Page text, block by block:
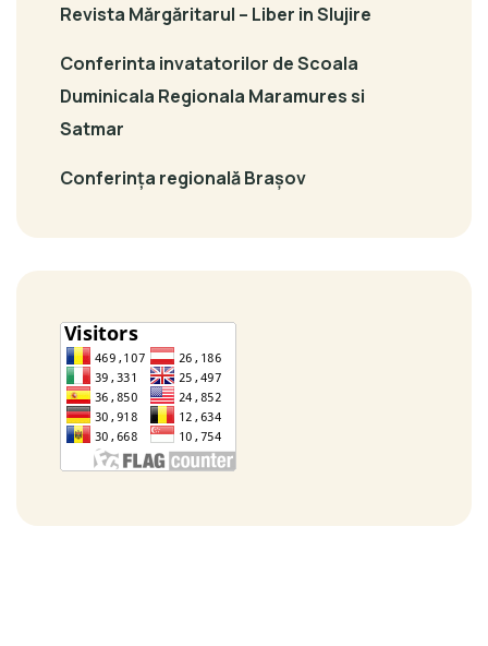
Revista Mărgăritarul – Liber in Slujire
Conferinta invatatorilor de Scoala
Duminicala Regionala Maramures si
Satmar
Conferința regională Brașov